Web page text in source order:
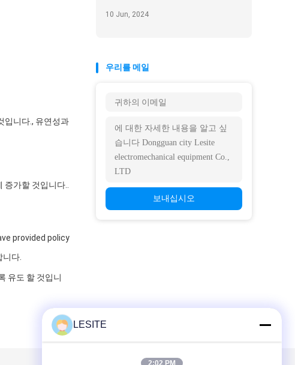
입니다., 유연성과
가할 것입니다..
provided policy
다.
유도 할 것입니
10 Jun, 2024
우리를 메일
보내십시오
LESITE
2:02 PM